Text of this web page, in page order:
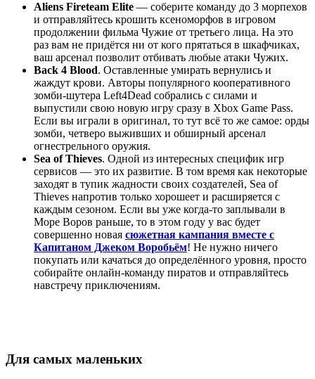
Aliens Fireteam Elite — соберите команду до 3 морпехов
и отправляйтесь крошить ксеноморфов в игровом
продолжении фильма Чужие от третьего лица. На это
раз вам не придётся ни от кого прятаться в шкафчиках,
ваш арсенал позволит отбивать любые атаки Чужих.
Back 4 Blood. Оставленные умирать вернулись и
жаждут крови. Авторы популярного кооперативного
зомби-шутера Left4Dead собрались с силами и
выпустили свою новую игру сразу в Xbox Game Pass.
Если вы играли в оригинал, то тут всё то же самое: орды
зомби, четверо выживших и обширный арсенал
огнестрельного оружия.
Sea of Thieves. Одной из интересных специфик игр
сервисов — это их развитие. В том время как некоторые
заходят в тупик жадности своих создателей, Sea of
Thieves напротив только хорошеет и расширяется с
каждым сезоном. Если вы уже когда-то заплывали в
Море Воров раньше, то в этом году у вас будет
совершенно новая сюжетная кампания вместе с
Капитаном Джеком Воробьём! Не нужно ничего
покупать или качаться до определённого уровня, просто
собирайте онлайн-команду пиратов и отправляйтесь
навстречу приключениям.
Для самых маленьких